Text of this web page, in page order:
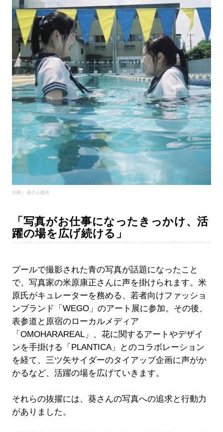
出典： 葵さん提供
「写真がお仕事になったきっかけ、活
躍の場を広げ続ける」
プールで撮影された青の写真が話題になったこと
で、写真家の米原康正さんに声を掛けられます。米
原氏がキュレーターを務める、若者向けファッショ
ンブランド「WEGO」のアート展に参加。その後、
表参道と原宿のローカルメディア
「OMOHARAREAL」、花に関するアートやデザイ
ンを手掛ける「PLANTICA」とのコラボレーション
を経て、三ツ矢サイダーのタイアップ企画に声がか
かるなど、活躍の場を広げていきます。
それらの抜擢には、葵さんの写真への追求と行動力
がありました。